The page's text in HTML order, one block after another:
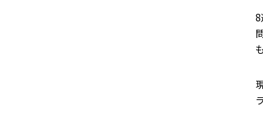
8